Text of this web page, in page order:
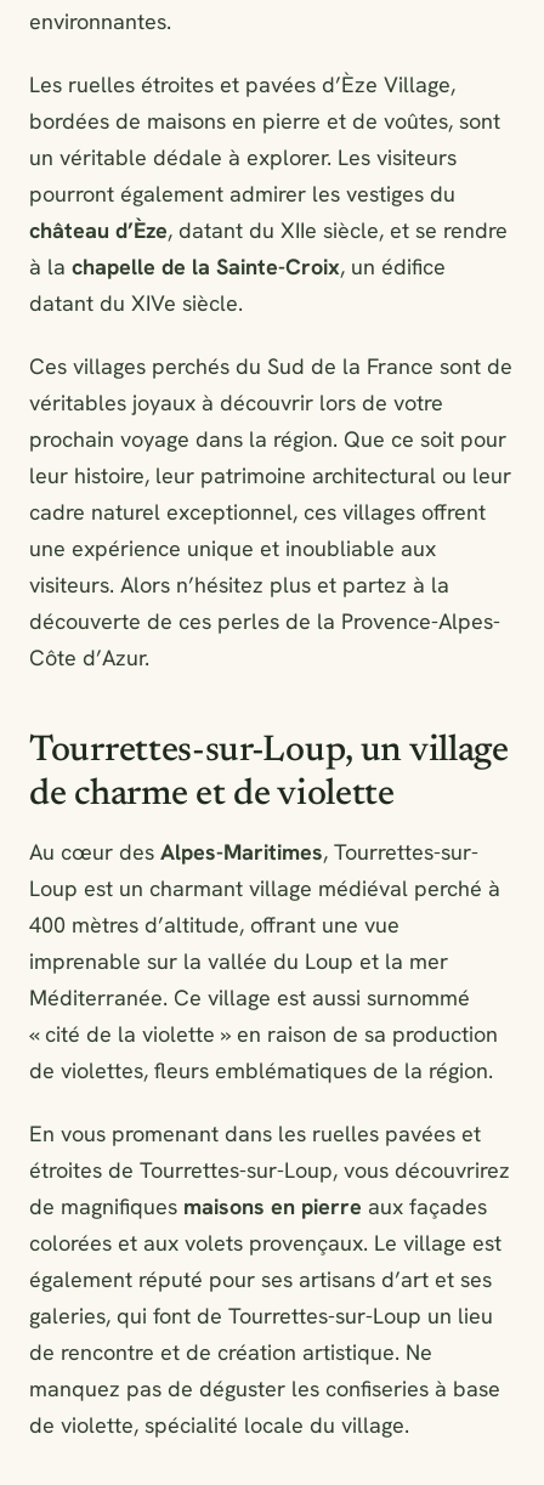
environnantes.
Les ruelles étroites et pavées d’Èze Village,
bordées de maisons en pierre et de voûtes, sont
un véritable dédale à explorer. Les visiteurs
pourront également admirer les vestiges du
château d’Èze, datant du XIIe siècle, et se rendre
à la chapelle de la Sainte-Croix, un édifice
datant du XIVe siècle.
Ces villages perchés du Sud de la France sont de
véritables joyaux à découvrir lors de votre
prochain voyage dans la région. Que ce soit pour
leur histoire, leur patrimoine architectural ou leur
cadre naturel exceptionnel, ces villages offrent
une expérience unique et inoubliable aux
visiteurs. Alors n’hésitez plus et partez à la
découverte de ces perles de la Provence-Alpes-
Côte d’Azur.
Tourrettes-sur-Loup, un village
de charme et de violette
Au cœur des Alpes-Maritimes, Tourrettes-sur-
Loup est un charmant village médiéval perché à
400 mètres d’altitude, offrant une vue
imprenable sur la vallée du Loup et la mer
Méditerranée. Ce village est aussi surnommé
« cité de la violette » en raison de sa production
de violettes, fleurs emblématiques de la région.
En vous promenant dans les ruelles pavées et
étroites de Tourrettes-sur-Loup, vous découvrirez
de magnifiques maisons en pierre aux façades
colorées et aux volets provençaux. Le village est
également réputé pour ses artisans d’art et ses
galeries, qui font de Tourrettes-sur-Loup un lieu
de rencontre et de création artistique. Ne
manquez pas de déguster les confiseries à base
de violette, spécialité locale du village.